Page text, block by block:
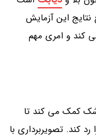
نتایج این آزمایش
کند و امری مهم
کمک می کند تا
رد کند. تصویربرداری با